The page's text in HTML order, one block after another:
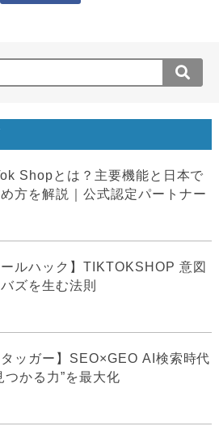
Shopとは？主要機能と日本で
方を解説｜公式認定パートナー
ールハック】TIKTOKSHOP 意図
ズを生む法則
タッガー】SEO×GEO AI検索時代
つかる力”を最大化